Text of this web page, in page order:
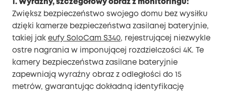
1. Wyraźny, szczegółowy obraz z monitoringu:
Zwiększ bezpieczeństwo swojego domu bez wysiłku
dzięki kamerze bezpieczeństwa zasilanej bateryjnie,
takiej jak eufy SoloCam S340, rejestrującej niezwykle
ostre nagrania w imponującej rozdzielczości 4K. Te
kamery bezpieczeństwa zasilane bateryjnie
zapewniają wyraźny obraz z odległości do 15
metrów, gwarantując dokładną identyfikację